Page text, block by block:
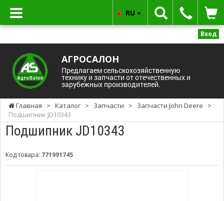
Вход
АГРОСАЛОН
Предлагаем сельскохозяйственную
технику и запчасти от отечественных и
зарубежных производителей.
RU
Главная > Каталог > Запчасти > Запчасти John Deere
>
Подшипник JD10343
Подшипник JD10343
Код товара: 771991745